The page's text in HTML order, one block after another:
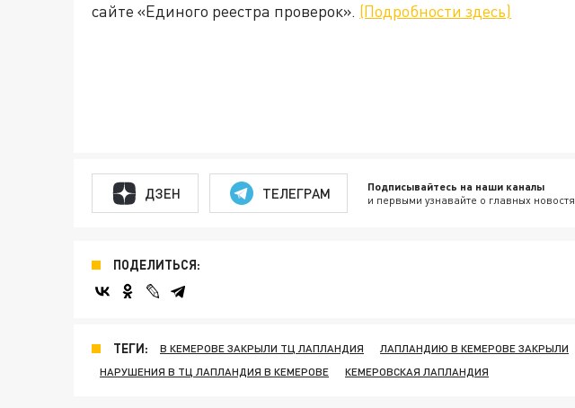
сайте «Единого реестра проверок». (Подробности здесь)
ДЗЕН ТЕЛЕГРАМ Подписывайтесь на наши каналы
и первыми узнавайте о главных
ПОДЕЛИТЬСЯ:
ТЕГИ: В КЕМЕРОВЕ ЗАКРЫЛИ ТЦ ЛАПЛАНДИЯ
ЛАПЛАНДИЮ В КЕМЕРОВЕ ЗАКРЫЛИ
НАРУШЕНИЯ В ТЦ ЛАПЛАНДИЯ В КЕМЕРОВЕ
КЕМЕРОВСКАЯ ЛАПЛАНДИЯ